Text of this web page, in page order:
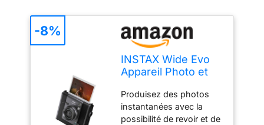
INSTAX Wide Evo
Appareil Photo et
instantanée 2-en-1
Produisez des photos
instantanées avec la
possibilité de revoir et de
-8%